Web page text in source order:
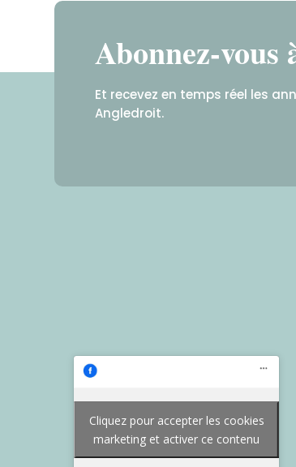
Abonnez-vous
Et recevez en temps réel les
Angledroit.
Cliquez pour accepter les cookies
marketing et activer ce contenu